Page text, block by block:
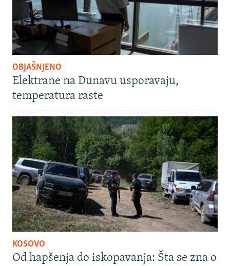
OBJAŠNJENO
Elektrane na Dunavu usporavaju,
temperatura raste
KOSOVO
Od hapšenja do iskopavanja: Šta se zna o